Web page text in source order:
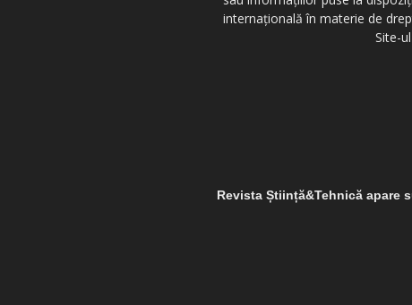
internațională în materie de
Site-
Revista Știință&Tehnică apare